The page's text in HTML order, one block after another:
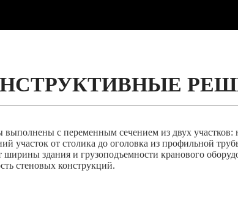
выполнены с переменным сечением из двух
участок от столика до оголовка из профильной
здания и грузоподъемности кранового
стеновых конструкций.